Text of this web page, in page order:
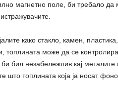
магнетно поле, би требало
како стакло, камен,
топлината може да се
бил незабележлив кај металите
што топлината која ја носат